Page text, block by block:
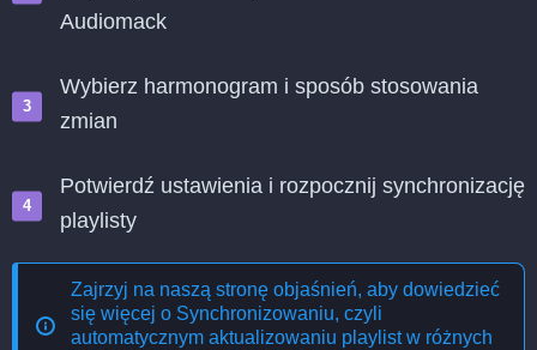
Audiomack
Wybierz harmonogram i sposób stosowania
zmian
Potwierdź ustawienia i rozpocznij synchronizację
playlisty
Zajrzyj na naszą stronę objaśnień, aby dowiedzieć
się więcej o Synchronizowaniu, czyli
automatycznym aktualizowaniu playlist w różnych